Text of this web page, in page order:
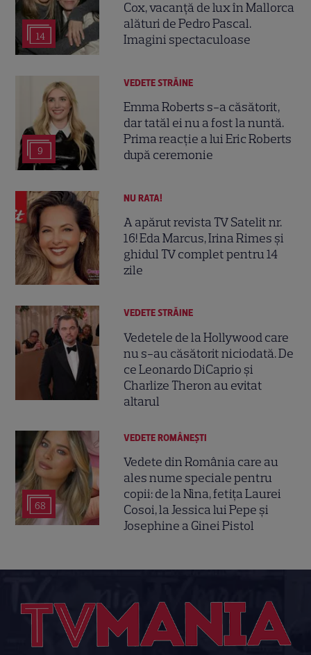
14
Cox, vacanță de lux în Mallorca
alături de Pedro Pascal.
Imagini spectaculoase
9
VEDETE STRĂINE
Emma Roberts s-a căsătorit,
dar tatăl ei nu a fost la nuntă.
Prima reacție a lui Eric Roberts
după ceremonie
NU RATA!
A apărut revista TV Satelit nr.
16! Eda Marcus, Irina Rimes și
ghidul TV complet pentru 14
zile
VEDETE STRĂINE
Vedetele de la Hollywood care
nu s-au căsătorit niciodată. De
ce Leonardo DiCaprio și
Charlize Theron au evitat
altarul
68
VEDETE ROMÂNEŞTI
Vedete din România care au
ales nume speciale pentru
copii: de la Nina, fetița Laurei
Cosoi, la Jessica lui Pepe și
Josephine a Ginei Pistol